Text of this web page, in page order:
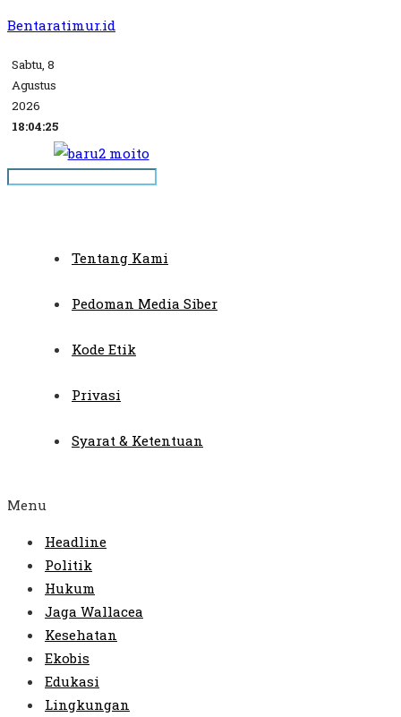
Bentaratimur.id
Sabtu, 8
Agustus
2026
18:04:25
Tentang Kami
Pedoman Media Siber
Kode Etik
Privasi
Syarat & Ketentuan
Menu
Headline
Politik
Hukum
Jaga Wallacea
Kesehatan
Ekobis
Edukasi
Lingkungan